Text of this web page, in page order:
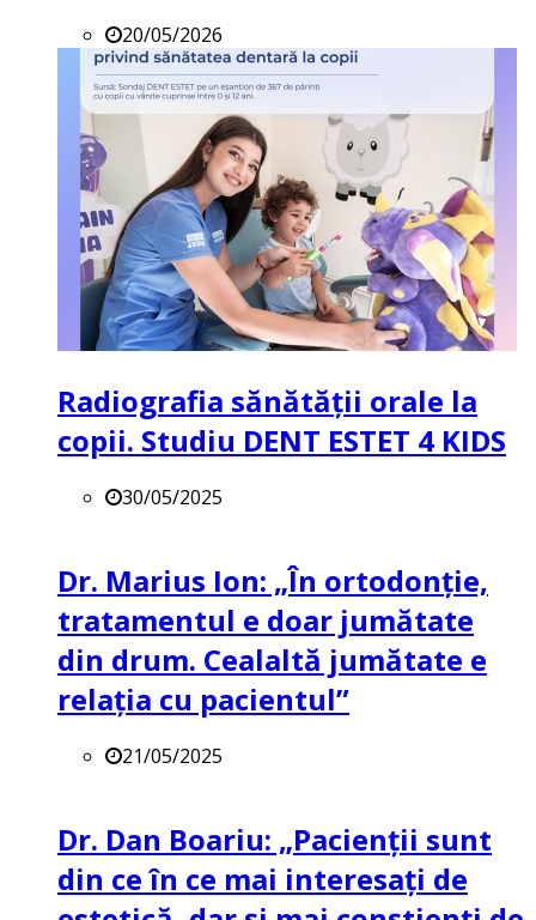
20/05/2026
Radiografia sănătății orale la
copii. Studiu DENT ESTET 4 KIDS
30/05/2025
Dr. Marius Ion: „În ortodonție,
tratamentul e doar jumătate
din drum. Cealaltă jumătate e
relația cu pacientul”
21/05/2025
Dr. Dan Boariu: „Pacienții sunt
din ce în ce mai interesați de